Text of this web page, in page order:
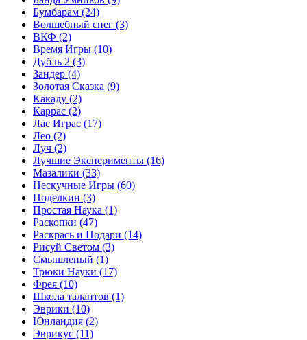
Бумбарам (24)
Волшебный снег (3)
ВКФ (2)
Время Игры (10)
Дубль 2 (3)
Зандер (4)
Золотая Сказка (9)
Какаду (2)
Каррас (2)
Лас Играс (17)
Лео (2)
Луч (2)
Лучшие Эксперименты (16)
Мазалики (33)
Нескучные Игры (60)
Поделкин (3)
Простая Наука (1)
Раскопки (47)
Раскрась и Подари (14)
Рисуй Светом (3)
Смышленый (1)
Трюки Науки (17)
Фрея (10)
Школа талантов (1)
Эврики (10)
Юнландия (2)
Эврикус (11)